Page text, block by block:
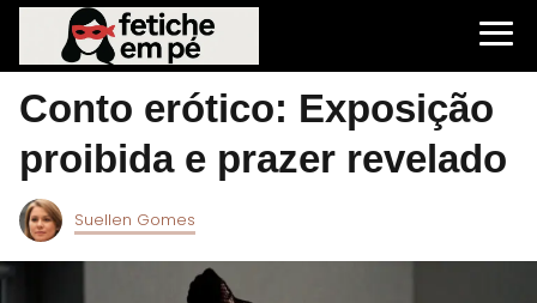
Conto erótico: Exposição
proibida e prazer revelado
Suellen Gomes